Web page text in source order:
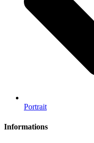
Portrait
Informations